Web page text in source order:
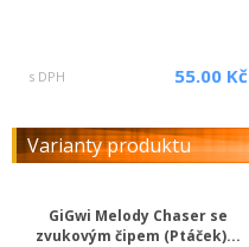
s DPH 55.00 Kč
Varianty produktu
GiGwi Melody Chaser se
zvukovým čipem (Ptáček)...